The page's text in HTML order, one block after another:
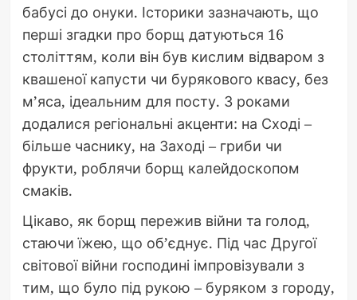
бабусі до онуки. Історики зазначають, що
перші згадки про борщ датуються 16
століттям, коли він був кислим відваром з
квашеної капусти чи бурякового квасу, без
м’яса, ідеальним для посту. З роками
додалися регіональні акценти: на Сході –
більше часнику, на Заході – гриби чи
фрукти, роблячи борщ калейдоскопом
смаків.
Цікаво, як борщ пережив війни та голод,
стаючи їжею, що об’єднує. Під час Другої
світової війни господині імпровізували з
тим, що було під рукою – буряком з городу,